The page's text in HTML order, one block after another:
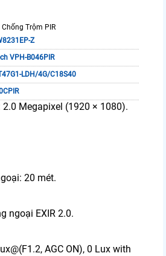
Trộm PIR
Z
VPH-B046PIR
LDH/4G/C18S40
Megapixel (1920 × 1080).
20 mét.
ngoại EXIR 2.0.
AGC ON), 0 Lux with